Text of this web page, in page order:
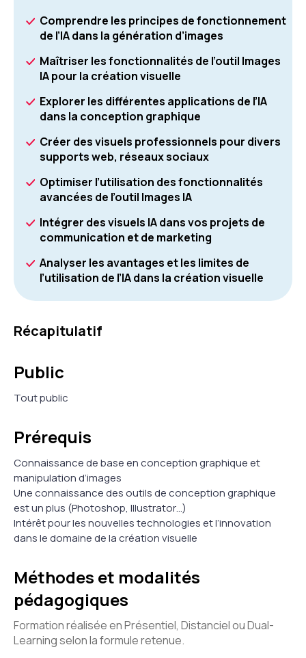
Comprendre les principes de fonctionnement
de l’IA dans la génération d’images
Maîtriser les fonctionnalités de l’outil Images
IA pour la création visuelle
Explorer les différentes applications de l’IA
dans la conception graphique
Créer des visuels professionnels pour divers
supports web, réseaux sociaux
Optimiser l’utilisation des fonctionnalités
avancées de l’outil Images IA
Intégrer des visuels IA dans vos projets de
communication et de marketing
Analyser les avantages et les limites de
l’utilisation de l’IA dans la création visuelle
Récapitulatif
Public
Tout public
Prérequis
Connaissance de base en conception graphique et
manipulation d’images
Une connaissance des outils de conception graphique
est un plus (Photoshop, Illustrator…)
Intérêt pour les nouvelles technologies et l’innovation
dans le domaine de la création visuelle
Méthodes et modalités
pédagogiques
Formation réalisée en Présentiel, Distanciel ou Dual-
Learning selon la formule retenue.